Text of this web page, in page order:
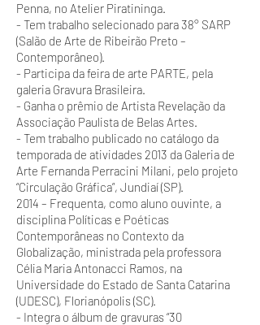
Penna, no Atelier Piratininga.
- Tem trabalho selecionado para 38° SARP
(Salão de Arte de Ribeirão Preto –
Contemporâneo).
- Participa da feira de arte PARTE, pela
galeria Gravura Brasileira.
- Ganha o prêmio de Artista Revelação da
Associação Paulista de Belas Artes.
- Tem trabalho publicado no catálogo da
temporada de atividades 2013 da Galeria de
Arte Fernanda Perracini Milani, pelo projeto
“Circulação Gráfica”, Jundiaí (SP).
2014 – Frequenta, como aluno ouvinte, a
disciplina Políticas e Poéticas
Contemporâneas no Contexto da
Globalização, ministrada pela professora
Célia Maria Antonacci Ramos, na
Universidade do Estado de Santa Catarina
(UDESC), Florianópolis (SC).
- Integra o álbum de gravuras “30